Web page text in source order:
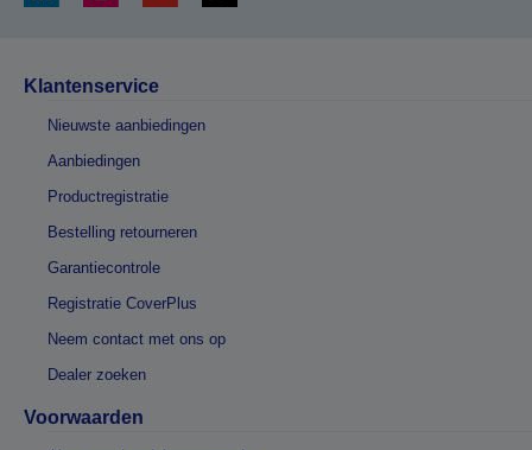
Klantenservice
Nieuwste aanbiedingen
Aanbiedingen
Productregistratie
Bestelling retourneren
Garantiecontrole
Registratie CoverPlus
Neem contact met ons op
Dealer zoeken
Voorwaarden